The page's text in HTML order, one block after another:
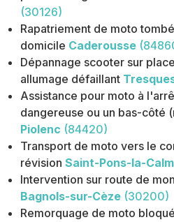
(30126)
Rapatriement de moto
domicile Caderousse
Dépannage scooter sur
allumage défaillant
Assistance pour moto à
dangereuse ou un bas-côté
Piolenc (84420)
Transport de moto vers le
révision Saint-Pons-la-Calm
Intervention sur route de
Bagnols-sur-Cèze (30200)
Remorquage de moto